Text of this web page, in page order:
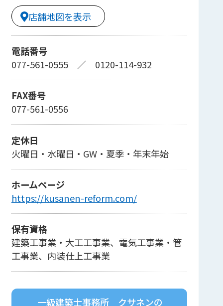
店舗地図を表示
電話番号
077-561-0555／ 0120-114-932
FAX番号
077-561-0556
定休日
火曜日・水曜日・GW・夏季・年末年始
ホームページ
https://kusanen-reform.com/
保有資格
建築工事業・大工工事業、電気工事業・管
工事業、内装仕上工事業
一級建築士事務所 クサネンの